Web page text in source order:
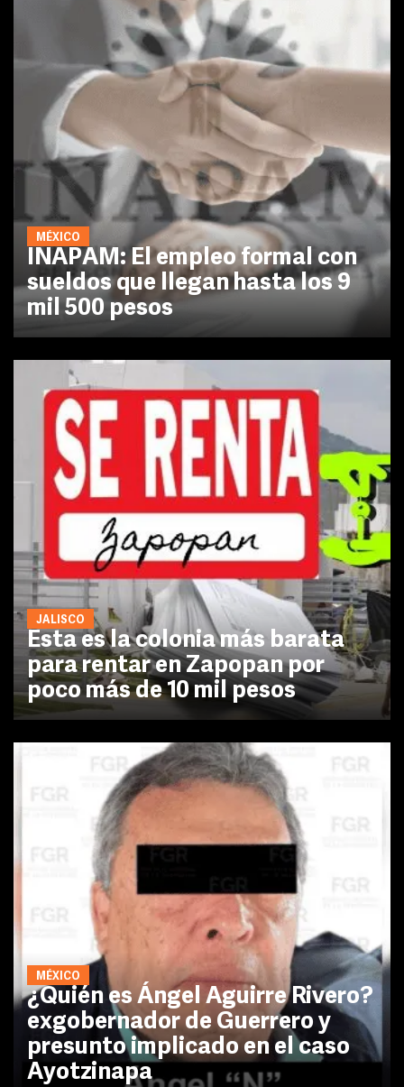
MÉXICO
INAPAM: El empleo formal con
sueldos que llegan hasta los 9
mil 500 pesos
JALISCO
Esta es la colonia más barata
para rentar en Zapopan por
poco más de 10 mil pesos
MÉXICO
¿Quién es Ángel Aguirre Rivero?
exgobernador de Guerrero y
presunto implicado en el caso
Ayotzinapa